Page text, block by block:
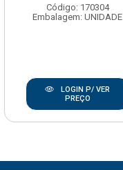
Código: 170304
Embalagem: UNIDADE
LOGIN P/ VER
PREÇO